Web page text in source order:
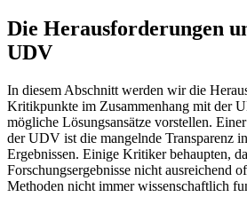
Die Herausforderungen
UDV
In diesem Abschnitt werden wir die
Kritikpunkte im Zusammenhang mit der
mögliche Lösungsansätze vorstellen.
der UDV ist die mangelnde Transparenz
Ergebnissen. Einige Kritiker behaupten,
Forschungsergebnisse nicht ausreichend
Methoden nicht immer wissenschaftlich